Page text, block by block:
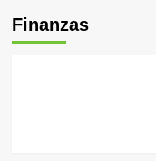
Finanzas